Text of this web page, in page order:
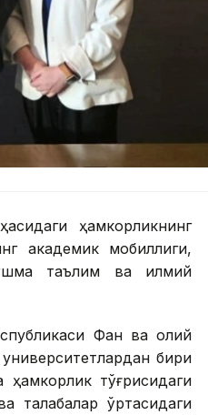
ҳамкорликнинг
академик мобиллиги,
таълим ва илмий
Фан ва олий
бири
тўғрисидаги
талабалар ўртасидаги